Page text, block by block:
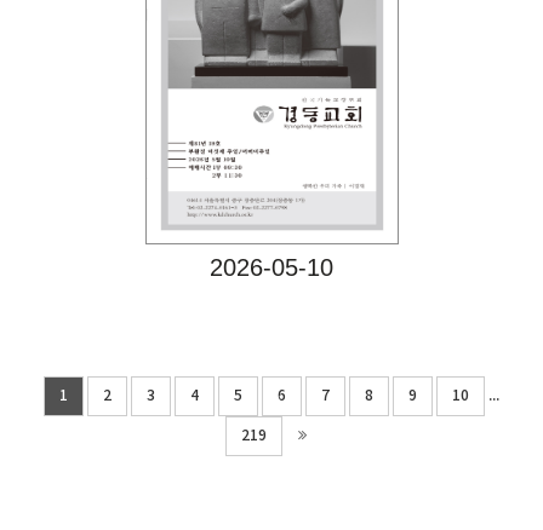
Views
2026-05-10
1 2 3 4 5 6 7 8 9 10 ...
219